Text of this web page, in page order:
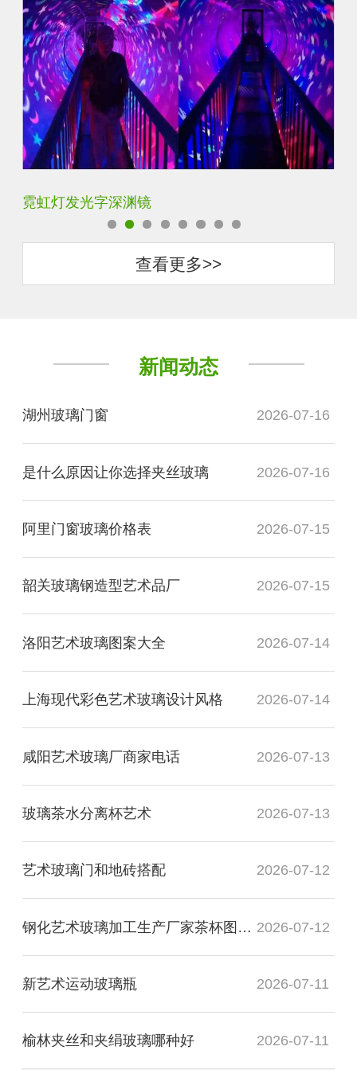
霓虹灯发光字深渊镜
查看更多>>
新闻动态
湖州玻璃门窗 2026-07-16
是什么原因让你选择夹丝玻璃 2026-07-16
阿里门窗玻璃价格表 2026-07-15
韶关玻璃钢造型艺术品厂 2026-07-15
洛阳艺术玻璃图案大全 2026-07-14
上海现代彩色艺术玻璃设计风格 2026-07-14
咸阳艺术玻璃厂商家电话 2026-07-13
玻璃茶水分离杯艺术 2026-07-13
艺术玻璃门和地砖搭配 2026-07-12
钢化艺术玻璃加工生产厂家茶杯图片高清 2026-07-12
新艺术运动玻璃瓶 2026-07-11
榆林夹丝和夹绢玻璃哪种好 2026-07-11